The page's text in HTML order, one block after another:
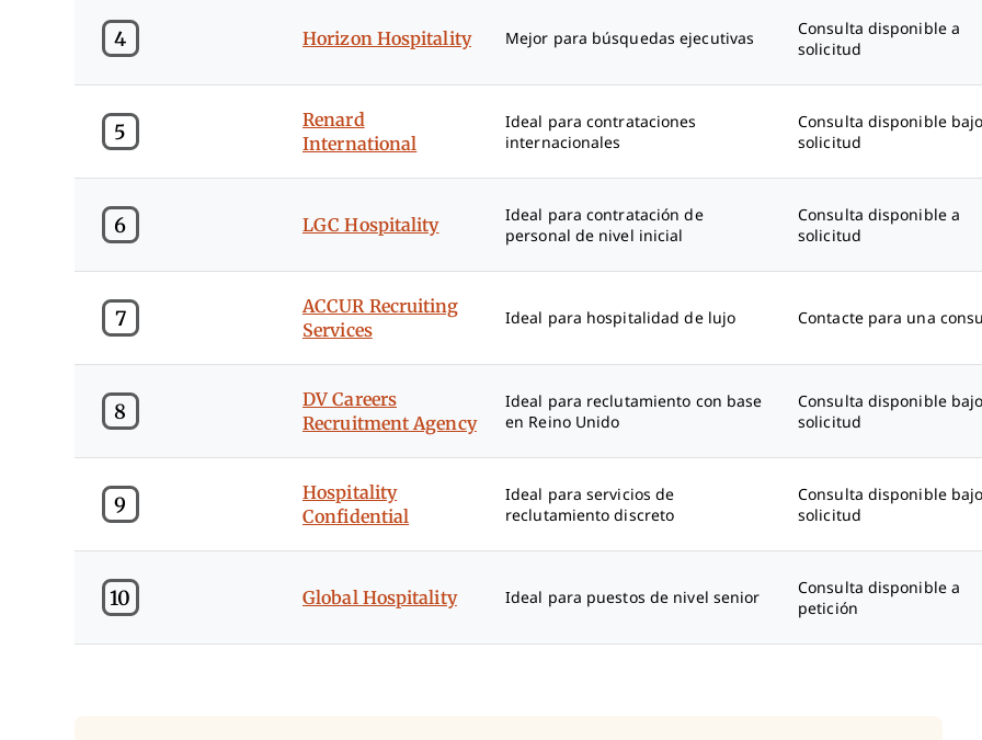
4 Horizon Hospitality Mejor para búsquedas ejecutivas
Consulta disponible a
solicitud
5
Renard
International
Ideal para contrataciones
internacionales
Consulta disponible bajo
solicitud
6 LGC Hospitality
Ideal para contratación de
personal de nivel inicial
Consulta disponible a
solicitud
7
ACCUR Recruiting
Services
Ideal para hospitalidad de lujo Contacte para una
8
DV Careers
Recruitment Agency
Ideal para reclutamiento con base
en Reino Unido
Consulta disponible bajo
solicitud
9
Hospitality
Confidential
Ideal para servicios de
reclutamiento discreto
Consulta disponible bajo
solicitud
10 Global Hospitality Ideal para puestos de nivel senior
Consulta disponible a
petición